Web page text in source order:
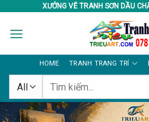
content
XƯỞNG VẼ TRANH SƠN DẦU
HOME TRANH TRANG TRÍ
Tìm